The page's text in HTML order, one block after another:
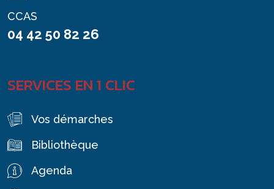
CCAS
04 42 50 82 26
SERVICES EN 1 CLIC
Vos démarches
Bibliothèque
Agenda